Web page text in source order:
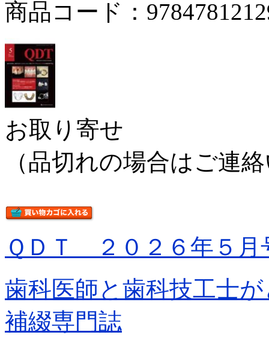
商品コード：
お取り寄せ
（品切れの場合はご連
ＱＤＴ ２０２６年５月
歯科医師と歯科技工士
補綴専門誌